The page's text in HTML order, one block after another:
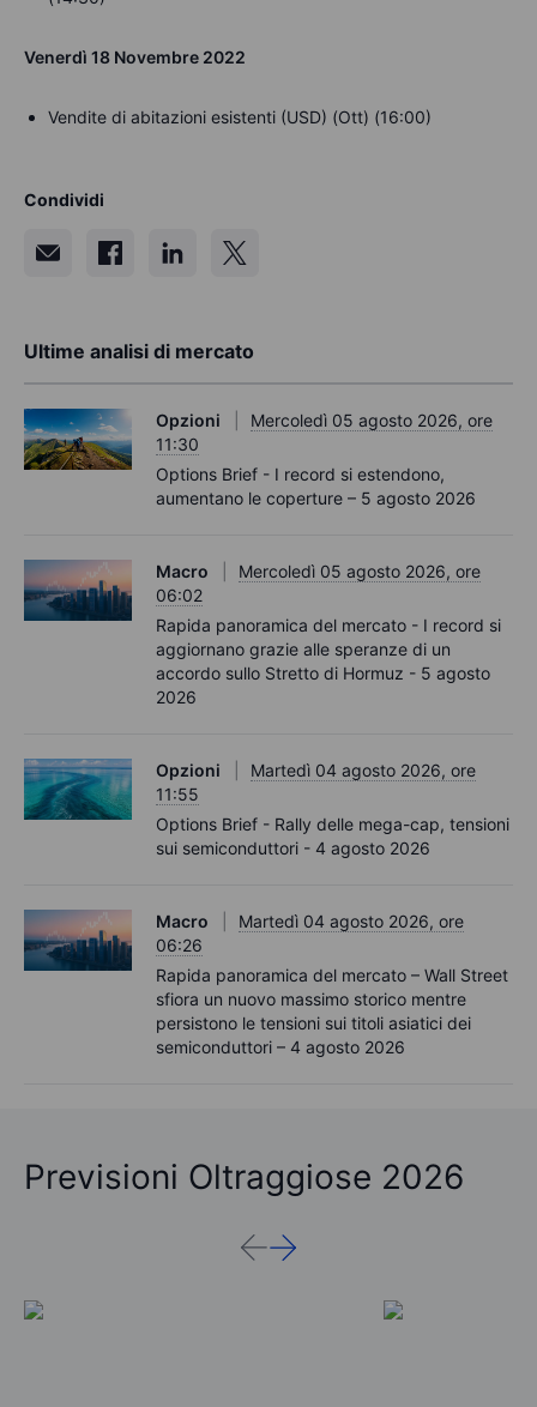
Venerdì 18 Novembre 2022
Vendite di abitazioni esistenti (USD) (Ott) (16:00)
Condividi
Ultime analisi di mercato
Opzioni
Mercoledì 05 agosto 2026, ore
11:30
Options Brief - I record si estendono,
aumentano le coperture – 5 agosto 2026
Macro
Mercoledì 05 agosto 2026, ore
06:02
Rapida panoramica del mercato - I record si
aggiornano grazie alle speranze di un
accordo sullo Stretto di Hormuz - 5 agosto
2026
Opzioni
Martedì 04 agosto 2026, ore
11:55
Options Brief - Rally delle mega-cap, tensioni
sui semiconduttori - 4 agosto 2026
Macro
Martedì 04 agosto 2026, ore
06:26
Rapida panoramica del mercato – Wall Street
sfiora un nuovo massimo storico mentre
persistono le tensioni sui titoli asiatici dei
semiconduttori – 4 agosto 2026
Previsioni Oltraggiose 2026